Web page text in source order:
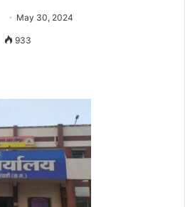
May 30, 2024
933